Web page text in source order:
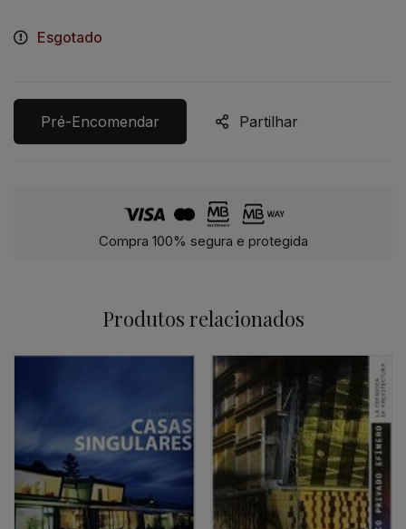
Esgotado
Pré-Encomendar Partilhar
Compra 100% segura e protegida
Produtos relacionados